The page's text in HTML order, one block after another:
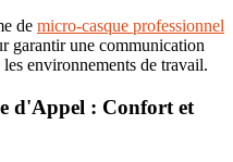
de micro-casque professionnel
garantir une communication
environnements de travail.
d'Appel : Confort et